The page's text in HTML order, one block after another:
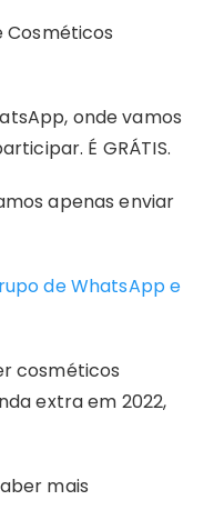
Cosméticos
onde vamos
É GRÁTIS.
apenas enviar
de WhatsApp e
cosméticos
extra em 2022,
mais